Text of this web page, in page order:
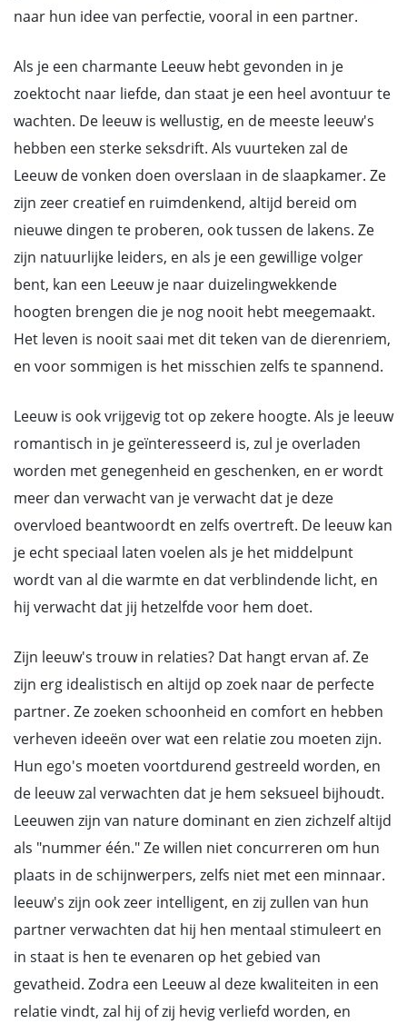
naar hun idee van perfectie, vooral in een partner.
Als je een charmante Leeuw hebt gevonden in je
zoektocht naar liefde, dan staat je een heel avontuur te
wachten. De leeuw is wellustig, en de meeste leeuw's
hebben een sterke seksdrift. Als vuurteken zal de
Leeuw de vonken doen overslaan in de slaapkamer. Ze
zijn zeer creatief en ruimdenkend, altijd bereid om
nieuwe dingen te proberen, ook tussen de lakens. Ze
zijn natuurlijke leiders, en als je een gewillige volger
bent, kan een Leeuw je naar duizelingwekkende
hoogten brengen die je nog nooit hebt meegemaakt.
Het leven is nooit saai met dit teken van de dierenriem,
en voor sommigen is het misschien zelfs te spannend.
Leeuw is ook vrijgevig tot op zekere hoogte. Als je leeuw
romantisch in je geïnteresseerd is, zul je overladen
worden met genegenheid en geschenken, en er wordt
meer dan verwacht van je verwacht dat je deze
overvloed beantwoordt en zelfs overtreft. De leeuw kan
je echt speciaal laten voelen als je het middelpunt
wordt van al die warmte en dat verblindende licht, en
hij verwacht dat jij hetzelfde voor hem doet.
Zijn leeuw's trouw in relaties? Dat hangt ervan af. Ze
zijn erg idealistisch en altijd op zoek naar de perfecte
partner. Ze zoeken schoonheid en comfort en hebben
verheven ideeën over wat een relatie zou moeten zijn.
Hun ego's moeten voortdurend gestreeld worden, en
de leeuw zal verwachten dat je hem seksueel bijhoudt.
Leeuwen zijn van nature dominant en zien zichzelf altijd
als "nummer één." Ze willen niet concurreren om hun
plaats in de schijnwerpers, zelfs niet met een minnaar.
leeuw's zijn ook zeer intelligent, en zij zullen van hun
partner verwachten dat hij hen mentaal stimuleert en
in staat is hen te evenaren op het gebied van
gevatheid. Zodra een Leeuw al deze kwaliteiten in een
relatie vindt, zal hij of zij hevig verliefd worden, en